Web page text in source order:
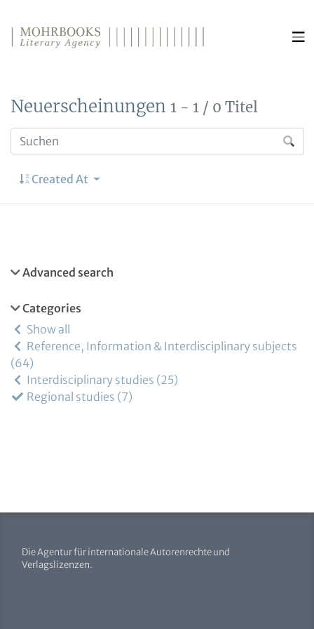
Neuerscheinungen 1 - 1 / 0 Titel
Created At
Advanced search
Categories
Show all
Reference, Information & Interdisciplinary subjects
64
Interdisciplinary studies 25
Regional studies 7
Die Agentur für internationale Autorenrechte und
Verlagslizenzen.